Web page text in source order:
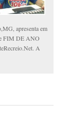
apresenta em
FIM DE ANO
A